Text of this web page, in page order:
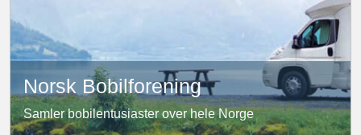
Norsk Bobilforening
Samler bobilentusiaster over hele Norge